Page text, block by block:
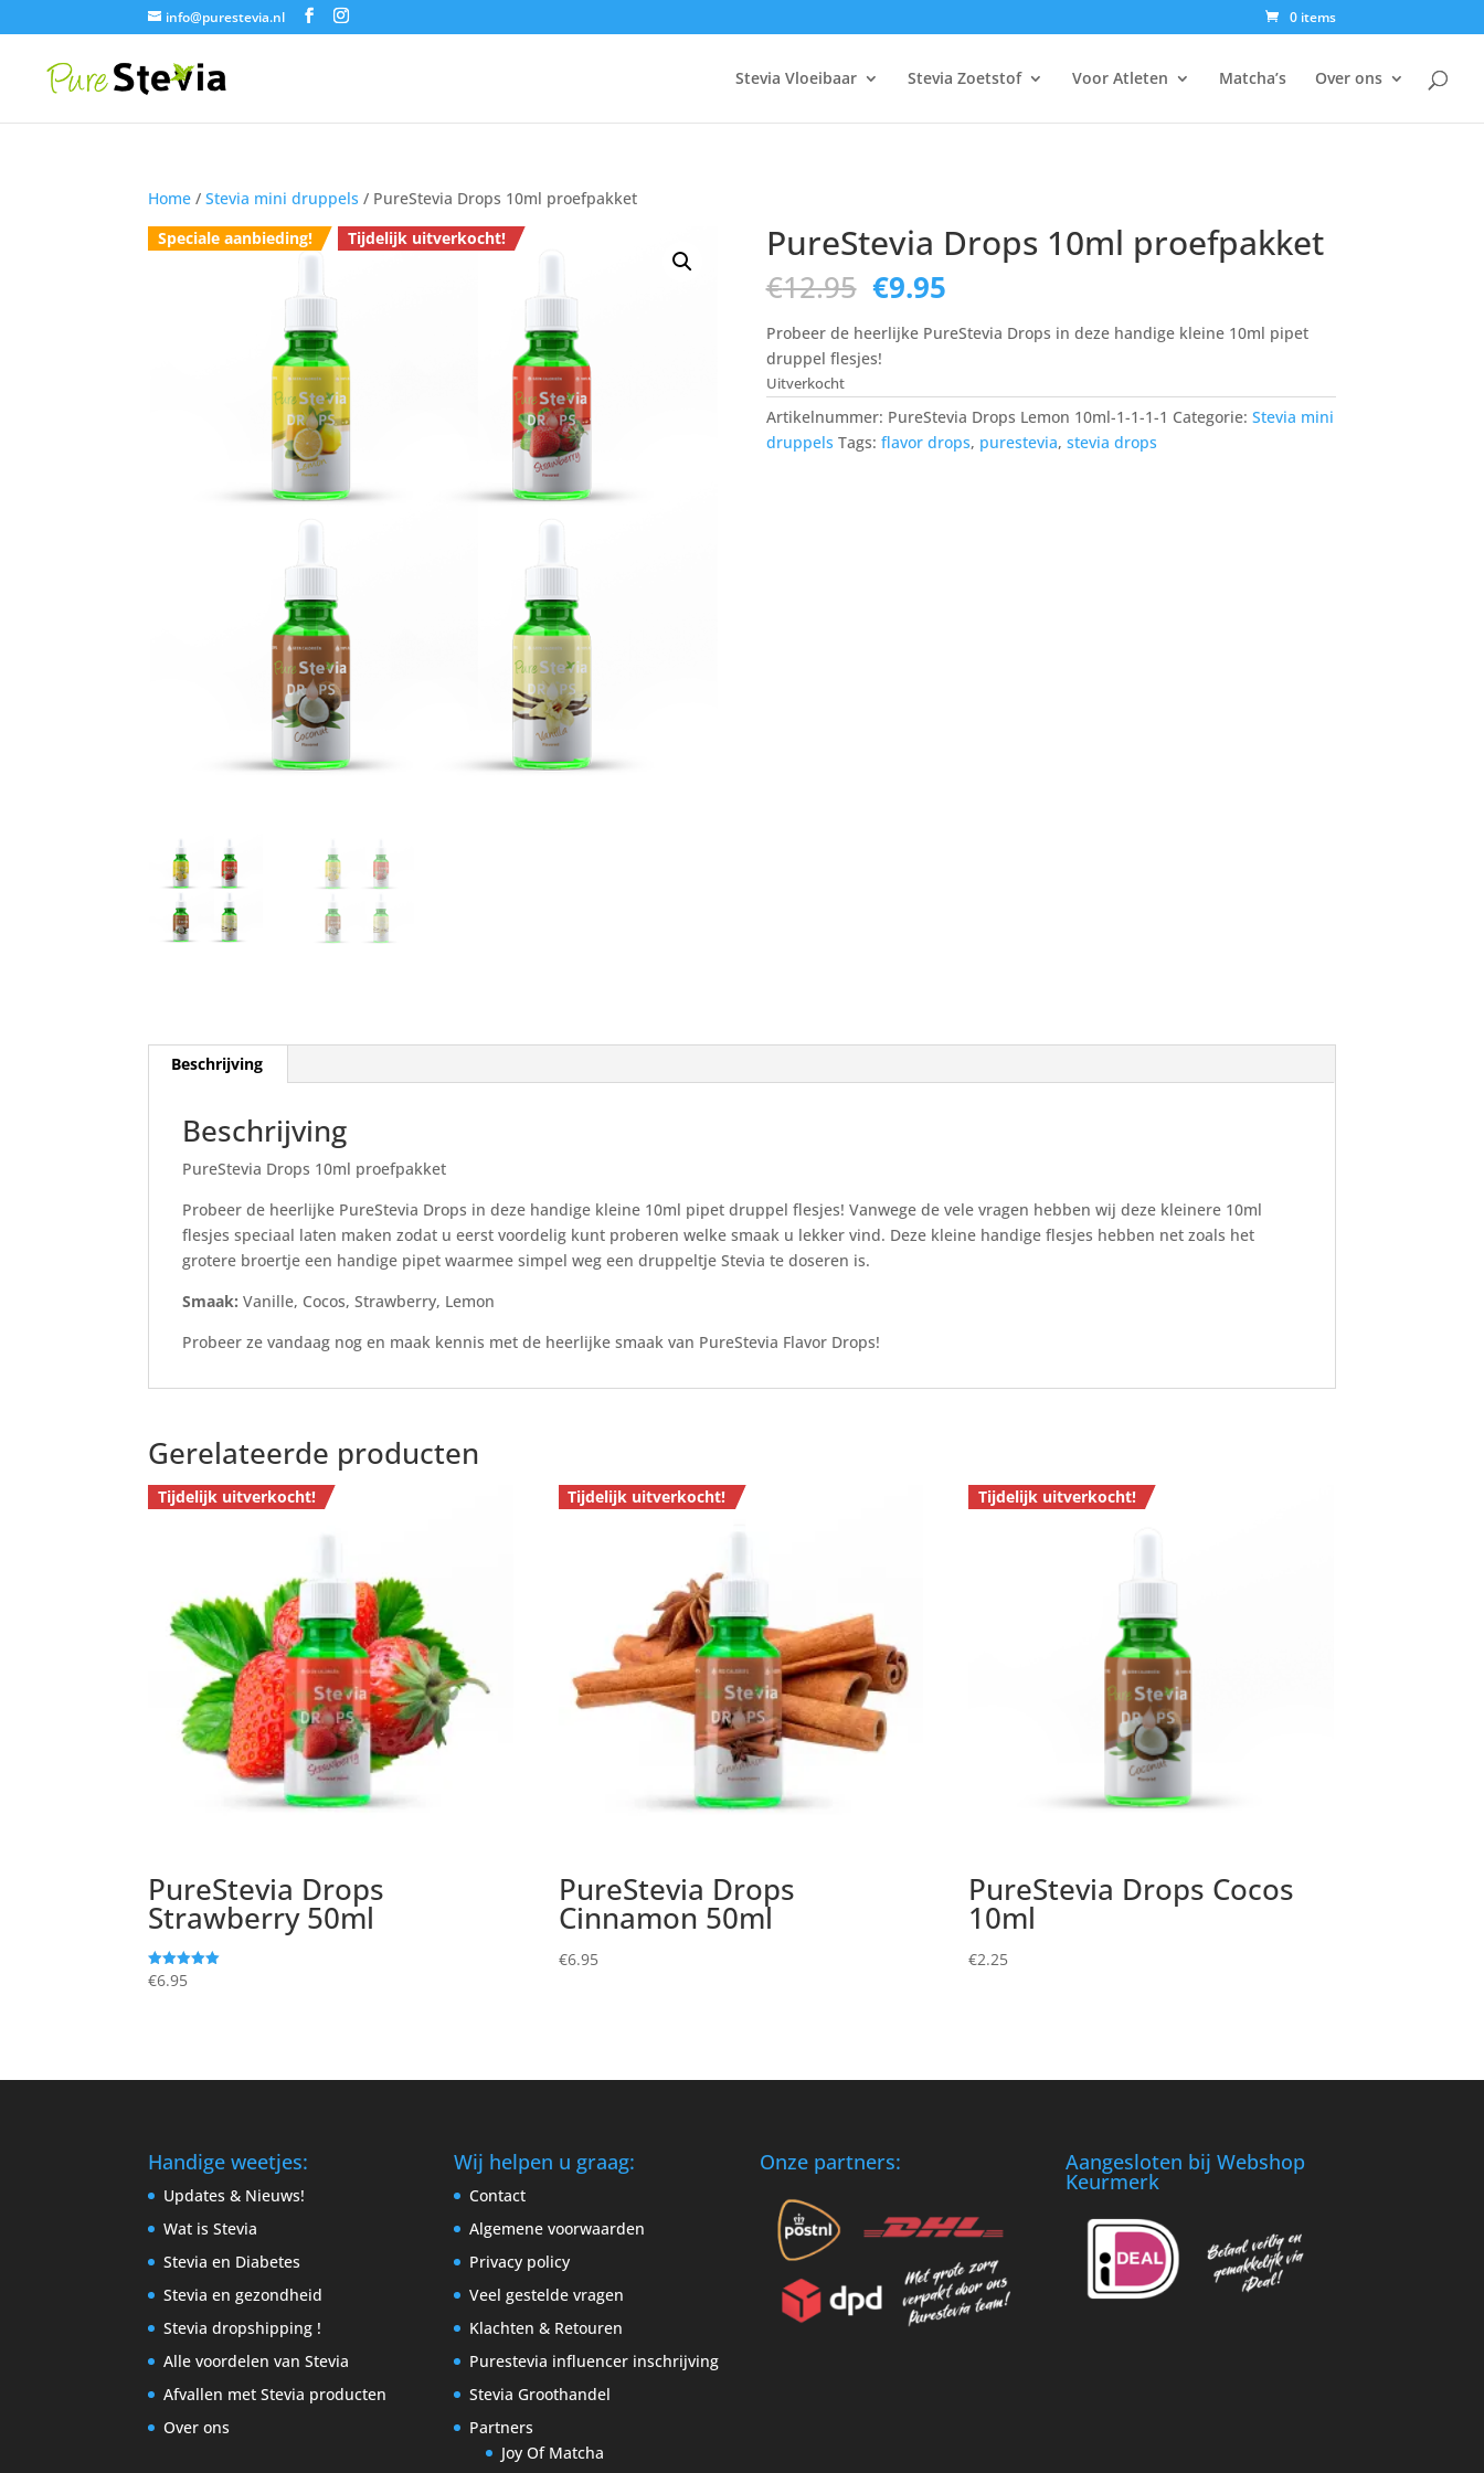
info@purestevia.nl 0 items
Stevia Vloeibaar Stevia Zoetstof Voor Atleten Matcha’s Over ons
Home /Stevia mini druppels / PureStevia Drops 10ml proefpakket
Speciale aanbieding!
Tijdelijk uitverkocht! PureStevia Drops 10ml proefpakket
€12.95 Oorspronkelijke
prijs
was:
€12.95.
€9.95Huidige
is:
Probeer de heerlijke PureStevia Drops in deze handige kleine 10ml pipet
druppel flesjes!
Uitverkocht
Artikelnummer: PureStevia Drops Lemon 10ml-1-1-1-1 Categorie: Stevia mini
druppels Tags: flavor drops, purestevia, stevia drops
Beschrijving
Beschrijving
PureStevia Drops 10ml proefpakket
Probeer de heerlijke PureStevia Drops in deze handige kleine 10ml pipet druppel flesjes! Vanwege de vele vragen hebben wij deze kleinere 10ml
flesjes speciaal laten maken zodat u eerst voordelig kunt proberen welke smaak u lekker vind. Deze kleine handige flesjes hebben net zoals het
grotere broertje een handige pipet waarmee simpel weg een druppeltje Stevia te doseren is.
Smaak: Vanille, Cocos, Strawberry, Lemon
Probeer ze vandaag nog en maak kennis met de heerlijke smaak van PureStevia Flavor Drops!
Gerelateerde producten
Tijdelijk uitverkocht!
PureStevia Drops
Strawberry 50ml
Gewaardeerd
5.00
€6.95
Tijdelijk uitverkocht!
PureStevia Drops
Cinnamon 50ml
€6.95
Tijdelijk uitverkocht!
PureStevia Drops Cocos
10ml
€2.25
Handige weetjes:
Updates & Nieuws!
Wat is Stevia
Stevia en Diabetes
Stevia en gezondheid
Stevia dropshipping !
Alle voordelen van Stevia
Afvallen met Stevia producten
Over ons
Wij helpen u graag:
Contact
Algemene voorwaarden
Privacy policy
Veel gestelde vragen
Klachten & Retouren
Purestevia influencer inschrijving
Stevia Groothandel
Partners
Joy Of Matcha
Onze partners: Aangesloten bij Webshop
Keurmerk